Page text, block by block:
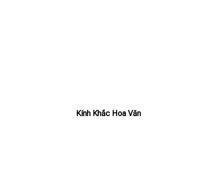
Kính Khắc Hoa Văn